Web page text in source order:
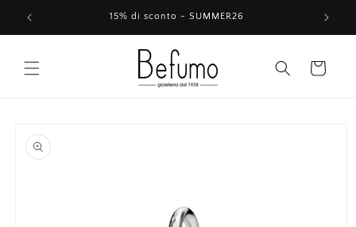
direttamente
ai contenuti
15% di sconto - SUMMER26
Carrello
informazioni
sul prodotto